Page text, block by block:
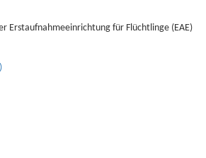
Erstaufnahmeeinrichtung für Flüchtlinge (EAE)